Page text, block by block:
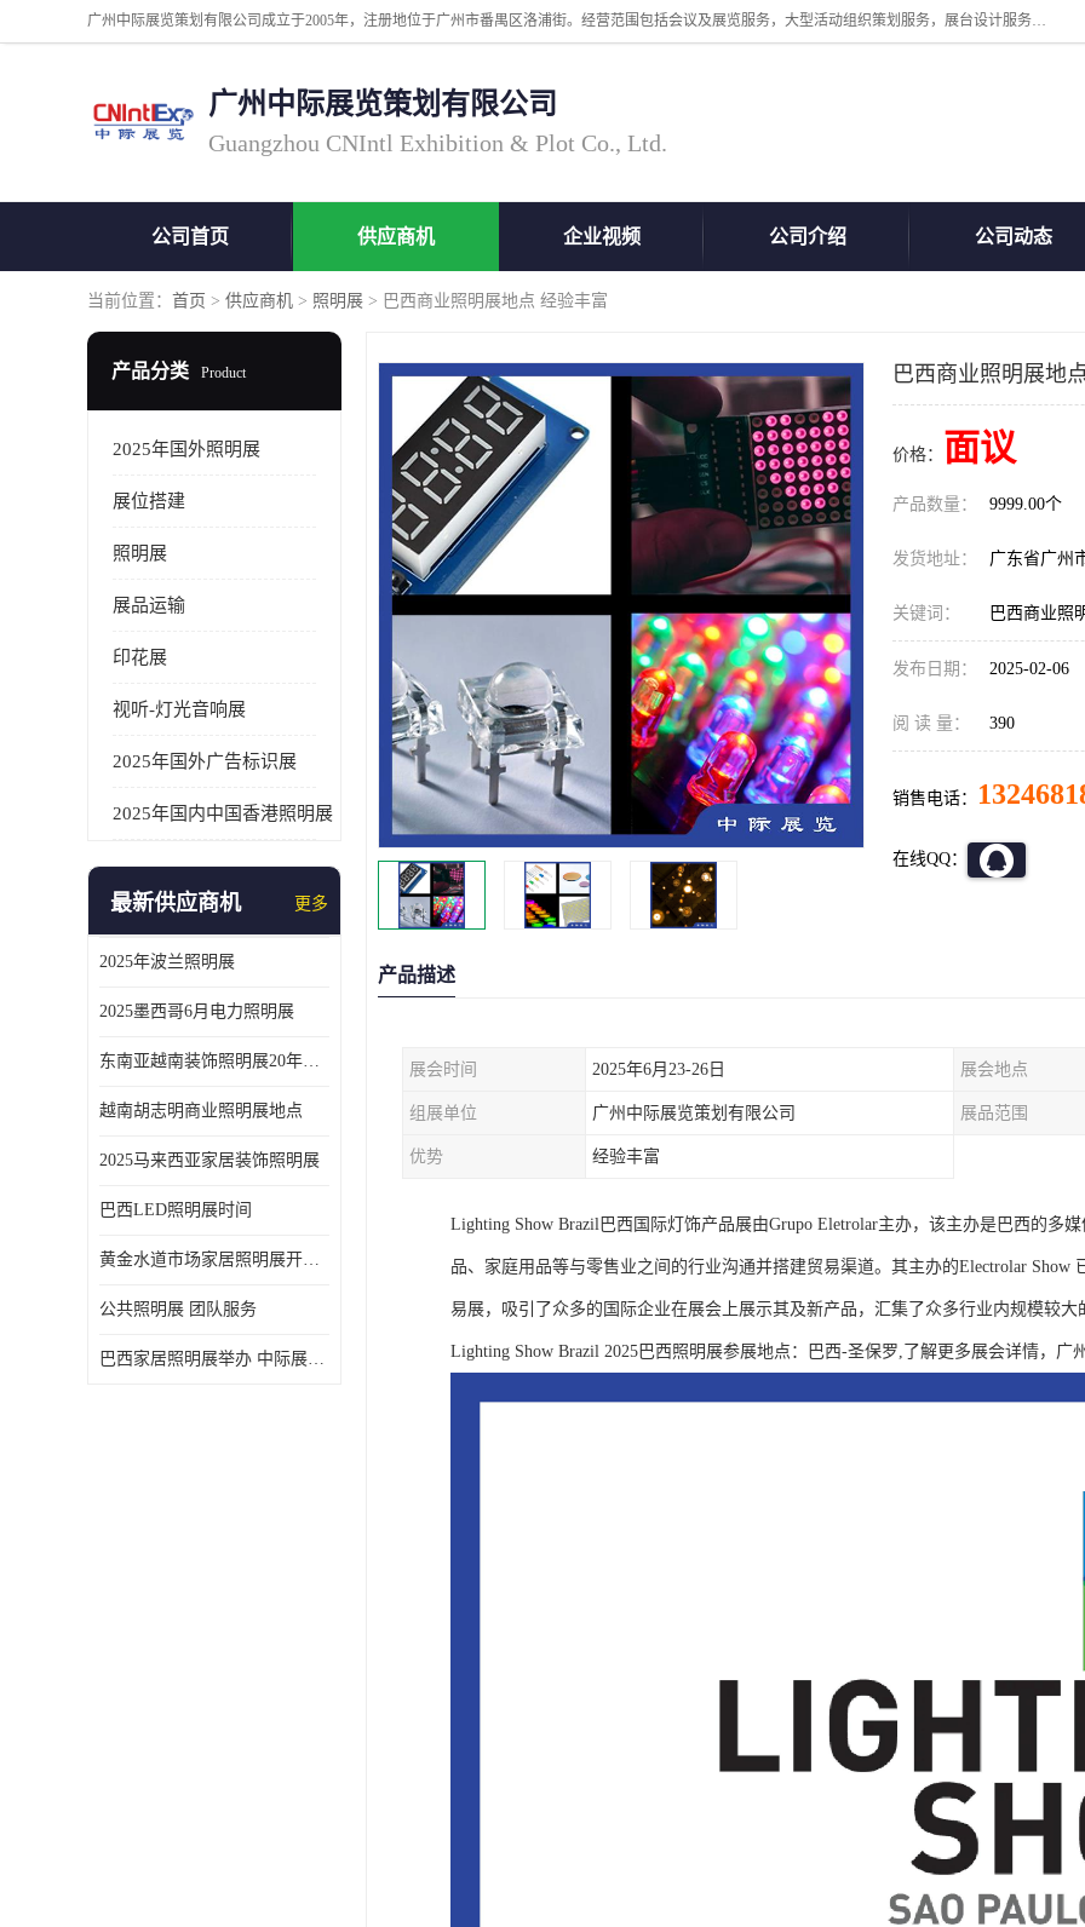
广州中际展览策划有限公司成立于2005年，注册地位于广州市番禺区洛浦街。经营范围包括会议及展览服务，大型活动组织策划服务，展台设计服务，广告业等；主要从事国外广告、标识、印花、LED、照明、光电、灯光、音响、视听、电子展览会等，展位预定-展品运输-签证-行程安排-补贴一站式服务。
广州中际展览策划有限公司
Guangzhou CNIntl Exhibition & Plot Co., Ltd.
公司首页 供应商机 企业视频 公司介绍 公司动态
当前位置： 首页 > 供应商机 > 照明展 > 巴西商业照明展地点 经验丰富
产品分类 Product
2025年国外照明展
展位搭建
照明展
展品运输
印花展
视听-灯光音响展
2025年国外广告标识展
2025年国内中国香港照明展
最新供应商机 更多
2025年波兰照明展
2025墨西哥6月电力照明展
东南亚越南装饰照明展20年外展服务经验
越南胡志明商业照明展地点
2025马来西亚家居装饰照明展
巴西LED照明展时间
黄金水道市场家居照明展开展时间 20年外展服务经验 LED-LIGHT MALAYSIA
公共照明展 团队服务
巴西家居照明展举办 中际展览 20年服务经验
巴西商业照明展地
价格： 面议
产品数量： 9999.00个
发货地址： 广东省广州
关键词： 巴西商业照
发布日期： 2025-02-06
阅 读 量： 390
销售电话：
在线QQ：
产品描述
展会时间 2025年6月23-26日 展会地点
组展单位 广州中际展览策划有限公司 展品范围
优势 经验丰富
Lighting Show Brazil巴西国际灯饰产品展由Grupo Eletrolar主办，该主办是巴西的多
品、家庭用品等与零售业之间的行业沟通并搭建贸易渠道。其主办的Electrolar Show
易展，吸引了众多的国际企业在展会上展示其及新产品，汇集了众多行业内规模较大
Lighting Show Brazil 2025巴西照明展参展地点：巴西-圣保罗,了解更多展会详情，广